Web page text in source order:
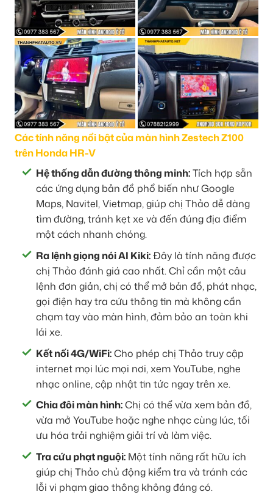
Các tính năng nổi bật của màn hình Zestech Z100
trên Honda HR-V
Hệ thống dẫn đường thông minh:Tích hợp sẵn
các ứng dụng bản đồ phổ biến như Google
Maps, Navitel, Vietmap, giúp chị Thảo dễ dàng
tìm đường, tránh kẹt xe và đến đúng địa điểm
một cách nhanh chóng.
Ra lệnh giọng nói AI Kiki:Đây là tính năng được
chị Thảo đánh giá cao nhất. Chỉ cần một câu
lệnh đơn giản, chị có thể mở bản đồ, phát nhạc,
gọi điện hay tra cứu thông tin mà không cần
chạm tay vào màn hình, đảm bảo an toàn khi
lái xe.
Kết nối 4G/WiFi:Cho phép chị Thảo truy cập
internet mọi lúc mọi nơi, xem YouTube, nghe
nhạc online, cập nhật tin tức ngay trên xe.
Chia đôi màn hình:Chị có thể vừa xem bản đồ,
vừa mở YouTube hoặc nghe nhạc cùng lúc, tối
ưu hóa trải nghiệm giải trí và làm việc.
Tra cứu phạt nguội: Một tính năng rất hữu ích
giúp chị Thảo chủ động kiểm tra và tránh các
lỗi vi phạm giao thông không đáng có.